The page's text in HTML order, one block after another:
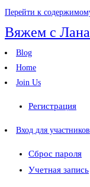
Перейти к
Вяжем с
Blog
Home
Join Us
Регистрация
Вход для участников
Сброс пароля
Учетная запись